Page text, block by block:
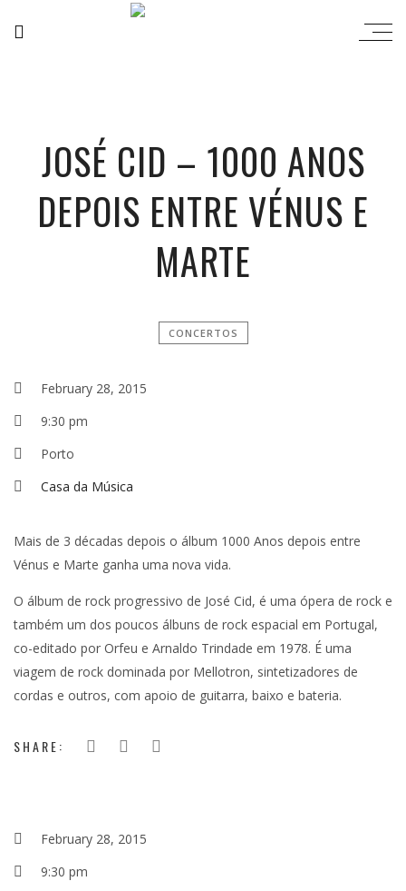
JOSÉ CID – 1000 ANOS
DEPOIS ENTRE VÉNUS E
MARTE
CONCERTOS
February 28, 2015
9:30 pm
Porto
Casa da Música
Mais de 3 décadas depois o álbum 1000 Anos depois entre
Vénus e Marte ganha uma nova vida.
O álbum de rock progressivo de José Cid, é uma ópera de rock e
também um dos poucos álbuns de rock espacial em Portugal,
co-editado por Orfeu e Arnaldo Trindade em 1978. É uma
viagem de rock dominada por Mellotron, sintetizadores de
cordas e outros, com apoio de guitarra, baixo e bateria.
SHARE:
February 28, 2015
9:30 pm